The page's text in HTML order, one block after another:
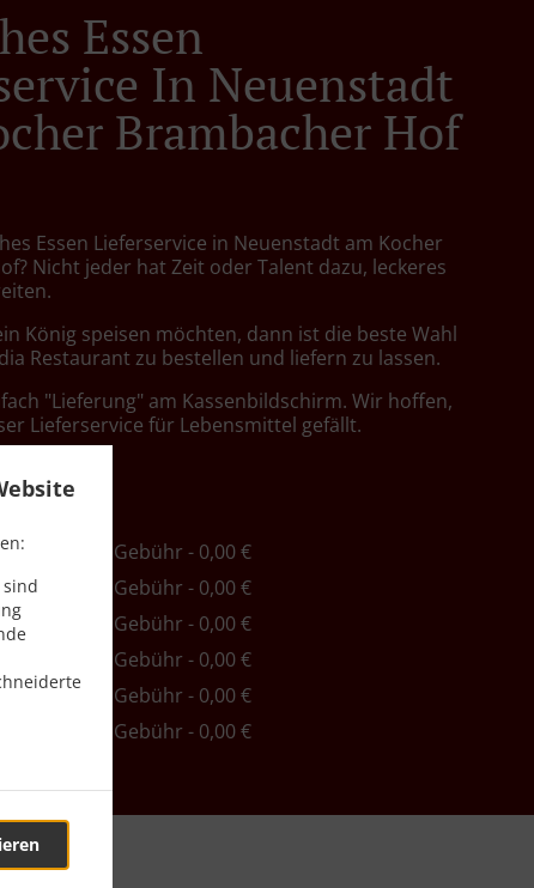
Essen
In Neuenstadt
Brambacher Hof
Essen Lieferservice in Neuenstadt am Kocher
Nicht jeder hat Zeit oder Talent dazu, leckeres
König speisen möchten, dann ist die beste Wahl
Restaurant zu bestellen und liefern zu lassen.
"Lieferung" am Kassenbildschirm. Wir hoffen,
Lieferservice für Lebensmittel gefällt.
- 25,00 €, Gebühr - 0,00 €
- 30,00 €, Gebühr - 0,00 €
- 35,00 €, Gebühr - 0,00 €
- 40,00 €, Gebühr - 0,00 €
- 40,00 €, Gebühr - 0,00 €
- 55,00 €, Gebühr - 0,00 €